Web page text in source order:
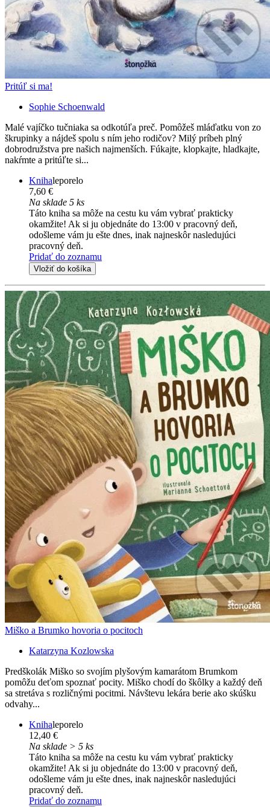
Pritúľ si ma!
Sophie Schoenwald
Malé vajíčko tučniaka sa odkotúľa preč. Pomôžeš mláďatku von zo
škrupinky a nájdeš spolu s ním jeho rodičov? Milý príbeh plný
dobrodružstva pre našich najmenších. Fúkajte, klopkajte, hladkajte,
nakŕmte a pritúľte si...
Knihaleporelo
7,60 €
Na sklade 5 ks
Táto kniha sa môže na cestu ku vám vybrať prakticky
okamžite! Ak si ju objednáte do 13:00 v pracovný deň,
odošleme vám ju ešte dnes, inak najneskôr nasledujúci
pracovný deň.
Pridať do zoznamu
Vložiť do košíka
Miško a Brumko hovoria o pocitoch
Katarzyna Kozlowska
Predškolák Miško so svojím plyšovým kamarátom Brumkom
pomôžu deťom spoznať pocity. Miško chodí do škôlky a každý deň
sa stretáva s rozličnými pocitmi. Návštevu lekára berie ako skúšku
odvahy...
Knihaleporelo
12,40 €
Na sklade > 5 ks
Táto kniha sa môže na cestu ku vám vybrať prakticky
okamžite! Ak si ju objednáte do 13:00 v pracovný deň,
odošleme vám ju ešte dnes, inak najneskôr nasledujúci
pracovný deň.
Pridať do zoznamu